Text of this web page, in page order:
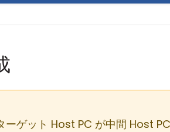
ーゲット Host PC が中間 Host